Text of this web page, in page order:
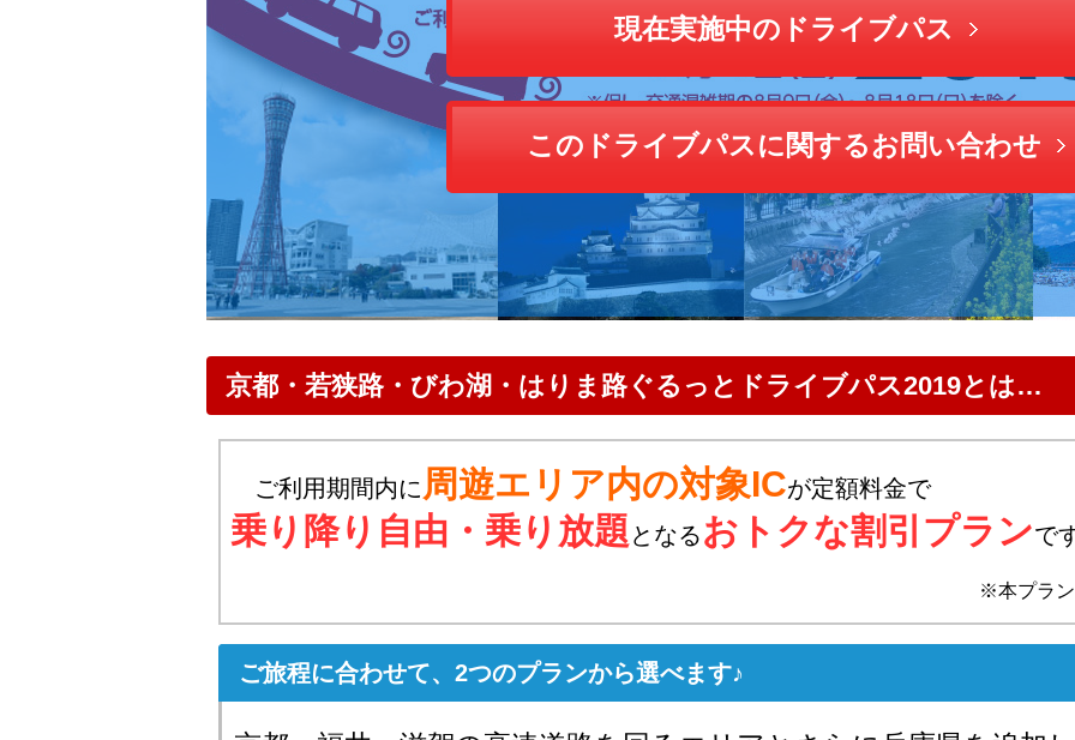
現在実施中のドライブパス
このドライブパスに関するお問い合わせ
京都・若狭路・びわ湖・はりま路ぐるっとドライブパス2019とは…
ご利用期間内に 周遊エリア内の対象ICが定額料金で
乗り降り自由・乗り放題となるおトクな割引プランで
※本プラ
ご旅程に合わせて、2つのプランから選べます♪